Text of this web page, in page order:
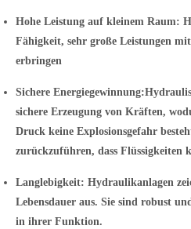
Hohe Leistung auf kleinem Raum:
Fähigkeit, sehr große Leistungen
erbringen
Sichere Energiegewinnung:
sichere Erzeugung von Kräften,
Druck keine Explosionsgefahr
zurückzuführen, dass Flüssigkeiten
Langlebigkeit: Hydraulikanlagen
Lebensdauer aus. Sie sind robust
in ihrer Funktion.